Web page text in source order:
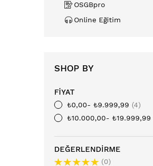
OSGBpro
Online Eğitim
SHOP BY
FIYAT
₺0,00- ₺9.999,99
4
₺10.000,00- ₺19.999,99
DEĞERLENDIRME
0